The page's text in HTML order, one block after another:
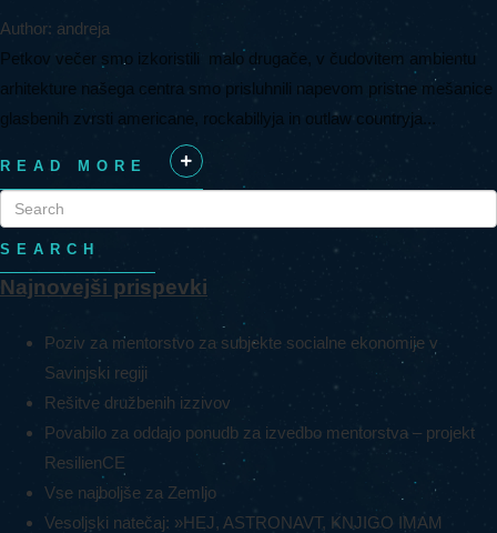
Author: andreja
Petkov večer smo izkoristili malo drugače, v čudovitem ambientu
arhitekture našega centra smo prisluhnili napevom pristne mešanice
glasbenih zvrsti americane, rockabillyja in outlaw countryja...
READ MORE
+
SEARCH
Najnovejši prispevki
Poziv za mentorstvo za subjekte socialne ekonomije v
Savinjski regiji
Rešitve družbenih izzivov
Povabilo za oddajo ponudb za izvedbo mentorstva – projekt
ResilienCE
Vse najboljše za Zemljo
Vesoljski natečaj: »HEJ, ASTRONAVT, KNJIGO IMAM